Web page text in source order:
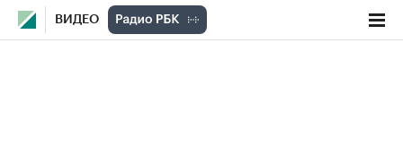
ВИДЕО